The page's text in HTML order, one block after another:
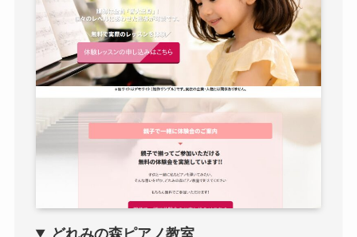
どれみの森ピアノ教室